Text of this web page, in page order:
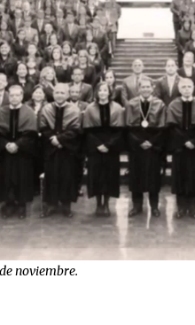
noviembre.